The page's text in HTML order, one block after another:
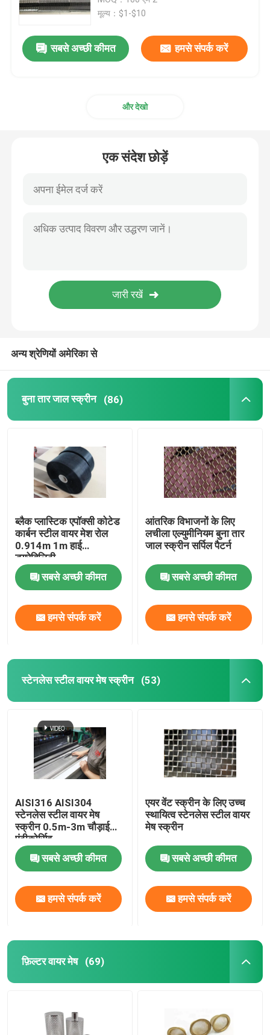
बुना हुआ तार जाल
स्टेनलेस स्टील फिल्टर मेष
वेल्डेड वायर मेष पैनल
फ़िल्टर स्क्रीन मेष
वायर मेश क्लॉथ
कंपन स्क्रीन मेष
मूल्य：$1-$10
सबसे अच्छी कीमत हमसे संपर्क करें
और देखो
एक संदेश छोड़ें
अन्य श्रेणियों अमेरिका से
बुना तार जाल स्क्रीन (86)
ब्लैक प्लास्टिक एपॉक्सी कोटेड
कार्बन स्टील वायर मेश रोल
0.914m 1m हाई
ड्यूरेबिलिटी
सबसे अच्छी कीमत
हमसे संपर्क करें
आंतरिक विभाजनों के लिए
लचीला एल्युमीनियम बुना तार
जाल स्क्रीन सर्पिल पैटर्न
सबसे अच्छी कीमत
हमसे संपर्क करें
स्टेनलेस स्टील वायर मेष स्क्रीन (53)
AISI316 AISI304
स्टेनलेस स्टील वायर मेष
स्क्रीन 0.5m-3m चौड़ाई
एंटीकोर्सिव
सबसे अच्छी कीमत
हमसे संपर्क करें
एयर वेंट स्क्रीन के लिए उच्च
स्थायित्व स्टेनलेस स्टील वायर
मेष स्क्रीन
सबसे अच्छी कीमत
हमसे संपर्क करें
फ़िल्टर वायर मेष (69)